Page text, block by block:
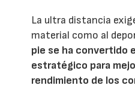
La ultra distancia
material como al
pie se ha convertido
estratégico para
rendimiento de los